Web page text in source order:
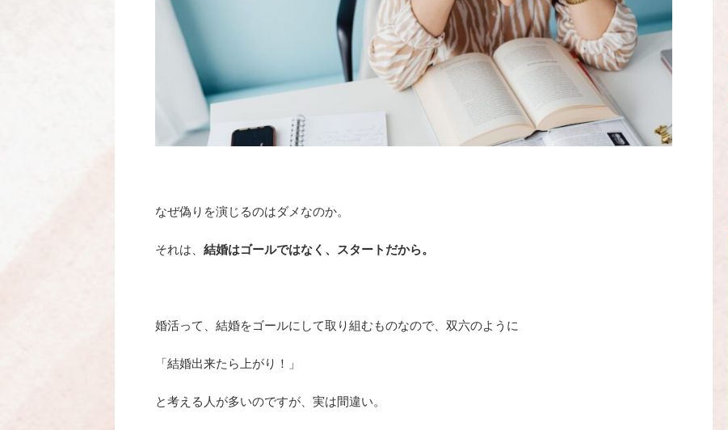
なぜ偽りを演じるのはダメなのか。
それは、 結婚はゴールではなく、スタートだから。
婚活って、結婚をゴールにして取り組むものなので、双六のように
「結婚出来たら上がり！」
と考える人が多いのですが、実は間違い。